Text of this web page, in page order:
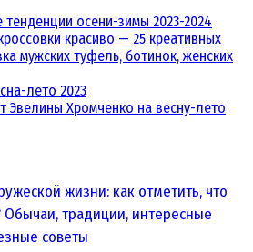
осени-зимы 2023-2024
красиво — 25 креативных
мужских туфель, ботинок, женских
лето 2023
Эвелины Хромченко на весну-лето
жизни: как отметить, что
Обычаи, традиции, интересные
советы